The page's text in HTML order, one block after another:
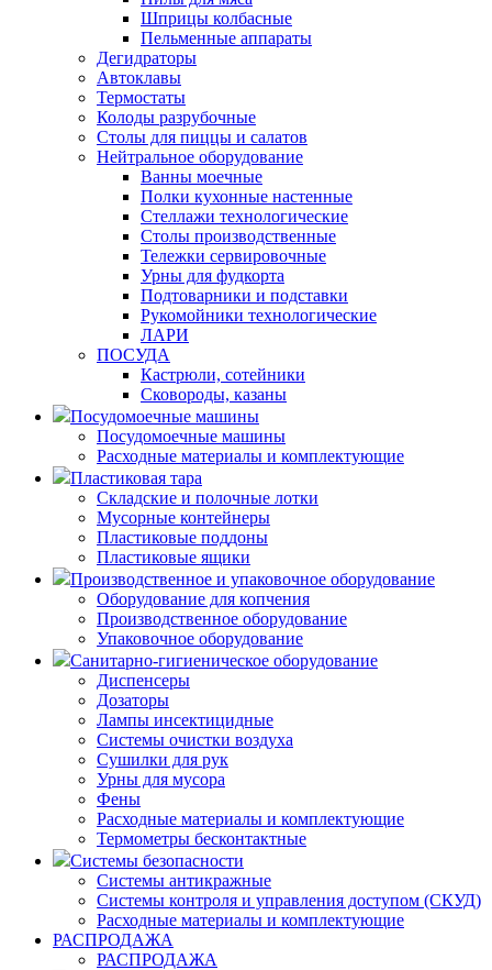
Шприцы колбасные
Пельменные аппараты
Дегидраторы
Автоклавы
Термостаты
Колоды разрубочные
Столы для пиццы и салатов
Нейтральное оборудование
Ванны моечные
Полки кухонные настенные
Стеллажи технологические
Столы производственные
Тележки сервировочные
Урны для фудкорта
Подтоварники и подставки
Рукомойники технологические
ЛАРИ
ПОСУДА
Кастрюли, сотейники
Сковороды, казаны
Посудомоечные машины
Посудомоечные машины
Расходные материалы и комплектующие
Пластиковая тара
Складские и полочные лотки
Мусорные контейнеры
Пластиковые поддоны
Пластиковые ящики
Производственное и упаковочное оборудование
Оборудование для копчения
Производственное оборудование
Упаковочное оборудование
Санитарно-гигиеническое оборудование
Диспенсеры
Дозаторы
Лампы инсектицидные
Системы очистки воздуха
Сушилки для рук
Урны для мусора
Фены
Расходные материалы и комплектующие
Термометры бесконтактные
Системы безопасности
Системы антикражные
Системы контроля и управления доступом (СКУД)
Расходные материалы и комплектующие
РАСПРОДАЖА
РАСПРОДАЖА